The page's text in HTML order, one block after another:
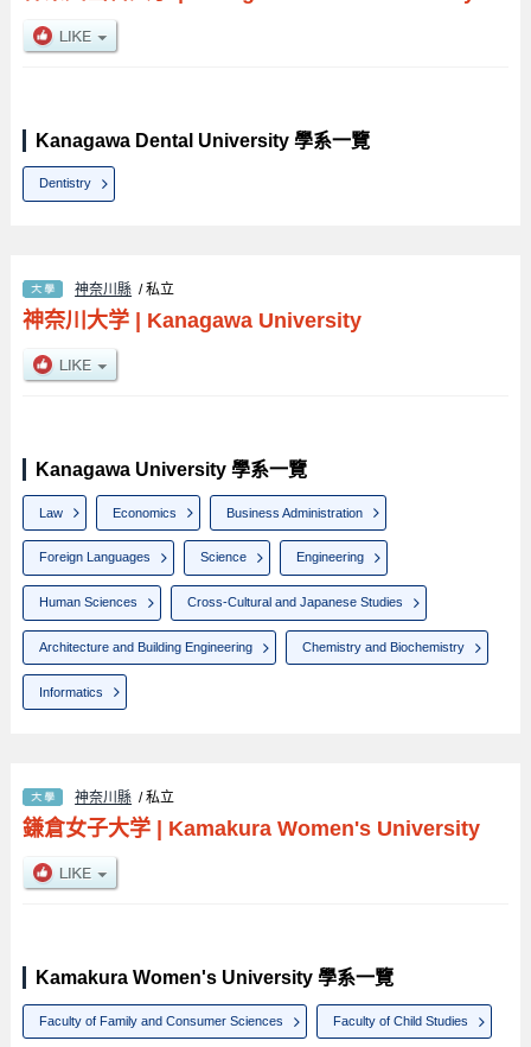
Kanagawa Dental University 學系一覽
Dentistry
神奈川縣 / 私立
神奈川大学| Kanagawa University
Kanagawa University 學系一覽
Law Economics Business Administration
Foreign Languages Science Engineering
Human Sciences Cross-Cultural and Japanese Studies
Architecture and Building Engineering Chemistry and Biochemistry
Informatics
神奈川縣 / 私立
鎌倉女子大学| Kamakura Women's University
Kamakura Women's University 學系一覽
Faculty of Family and Consumer Sciences Faculty of Child Studies